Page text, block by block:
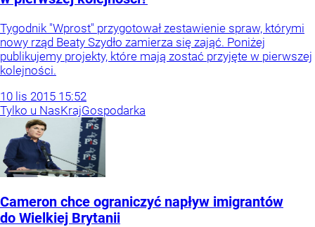
Tygodnik "Wprost" przygotował zestawienie spraw, którymi
nowy rząd Beaty Szydło zamierza się zająć. Poniżej
publikujemy projekty, które mają zostać przyjęte w pierwszej
kolejności.
10 lis 2015 15:52
Tylko u NasKrajGospodarka
Cameron chce ograniczyć napływ imigrantów
do Wielkiej Brytanii